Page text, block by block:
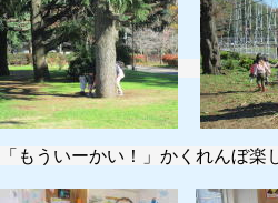
「もういーかい！」かくれんぼ